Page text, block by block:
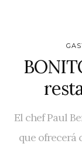
El chef Paul
que ofrecerá